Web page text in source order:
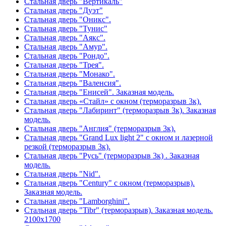
Стальная дверь "Дуэт"
Стальная дверь "Оникс".
Стальная дверь "Тунис"
Стальная дверь "Аякс".
Стальная дверь "Амур".
Стальная дверь "Рондо".
Стальная дверь "Трея".
Стальная дверь "Монако".
Стальная дверь "Валенсия".
Стальная дверь "Енисей". Заказная модель.
Стальная дверь «Стайл» с окном (терморазрыв 3к).
Стальная дверь "Лабиринт" (терморазрыв 3к). Заказная
модель.
Стальная дверь "Англия" (терморазрыв 3к).
Стальная дверь "Grand Lux light 2" с окном и лазерной
резкой (терморазрыв 3к).
Стальная дверь "Русь" (терморазрыв 3к) . Заказная
модель.
Стальная дверь "Nid".
Стальная дверь "Century" с окном (терморазрыв).
Заказная модель.
Стальная дверь "Lamborghini".
Стальная дверь "Tibr" (терморазрыв). Заказная модель.
2100х1700